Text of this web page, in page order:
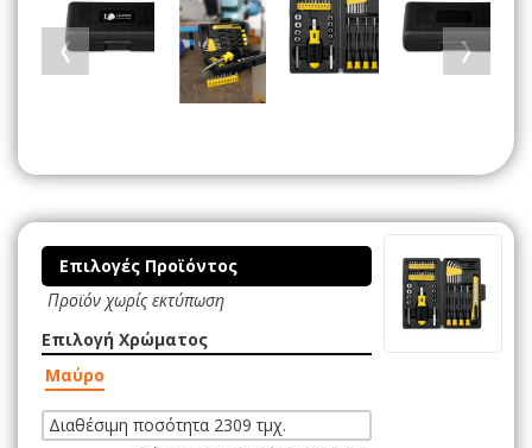
Επιλογές Προϊόντος
Προϊόν χωρίς εκτύπωση
Επιλογή Χρώματος
Μαύρο
Διαθέσιμη ποσότητα 2309 τμχ.